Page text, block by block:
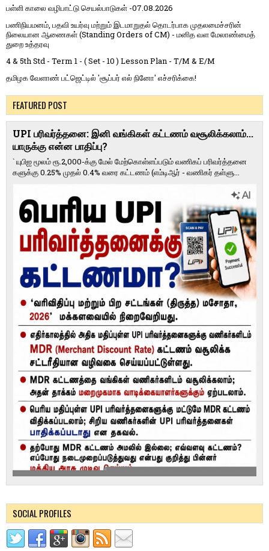
பள்ளி காலை வழிபாட்டு செயல்பாடுகள் -07.08.2026
பணிநியமனம், பதவி உயர்வு மற்றும் இடமாறுதல் தொடர்பாக முதலமைச்சரின்
நிலையான ஆணைகள் (Standing Orders of CM) - மனித வள மேலாண்மைத்
துறை உத்தரவு
4 & 5th Std - Term 1 - ( Set - 10 ) Lesson Plan - T/M & E/M
தமிழக வேளாண் பட்ஜெட்டில் 'சூப்பர் எல் நினோ' எச்சரிக்கை!
FEATURED POST
UPI பரிவர்த்தனை: இனி வங்கிகள் கட்டணம் வசூலிக்கலாம்...
யாருக்கு என்ன பாதிப்பு?
` யுபிஐ மூலம் ரூ.2,000-க்கு மேல் மேற்​கொள்​ளப்​படும் வணி​கப் பரிவர்த்​தனை​
களுக்கு 0.25% முதல் 0.4% வரை கட்​ட​ணம் (எம்​டிஆர் - வணி​கர் தள்​ளு...
SOCIAL PROFILES